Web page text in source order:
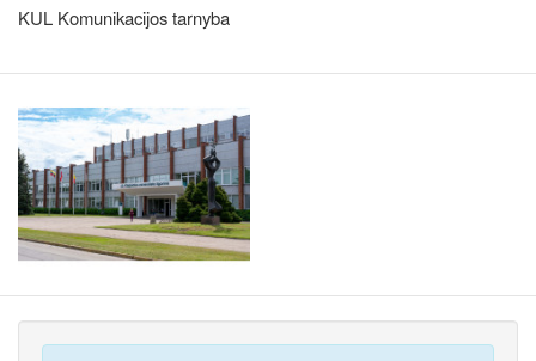
KUL Komunikacijos tarnyba